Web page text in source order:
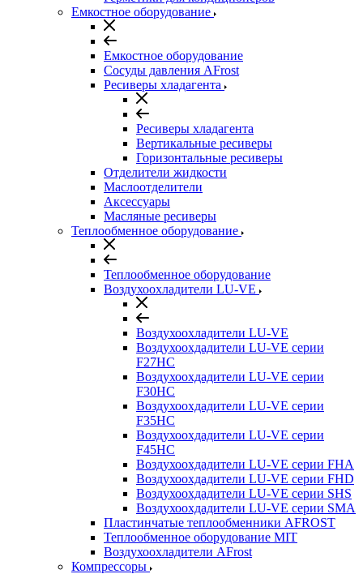
Емкостное оборудование
Емкостное оборудование
Сосуды давления AFrost
Ресиверы хладагента
Ресиверы хладагента
Вертикальные ресиверы
Горизонтальные ресиверы
Отделители жидкости
Маслоотделители
Аксессуары
Масляные ресиверы
Теплообменное оборудование
Теплообменное оборудование
Воздухоохладители LU-VE
Воздухоохладители LU-VE
Воздухоохдадители LU-VE серии
F27HC
Воздухоохдадители LU-VE серии
F30HC
Воздухоохдадители LU-VE серии
F35HC
Воздухоохдадители LU-VE серии
F45HC
Воздухоохдадители LU-VE серии FHA
Воздухоохдадители LU-VE серии FHD
Воздухоохдадители LU-VE серии SHS
Воздухоохдадители LU-VE серии SMA
Пластинчатые теплообменники AFROST
Теплообменное оборудование MIT
Воздухоохладители AFrost
Компрессоры